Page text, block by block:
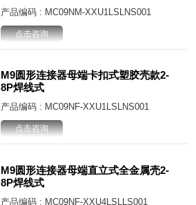
产品编码 : MC09NM-XXU1LSLNS001
点击咨询
M9圆形连接器母端卡扣式塑胶壳款2-
8P焊线式
产品编码 : MC09NF-XXU1LSLNS001
点击咨询
M9圆形连接器母端直立式全金属壳2-
8P焊线式
产品编码 : MC09NF-XXU4LSLLS001